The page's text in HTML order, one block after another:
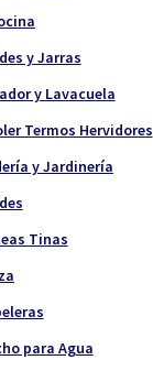
y Jarras
y Lavacuela
Termos Hervidores
y Jardinería
Tinas
para Agua